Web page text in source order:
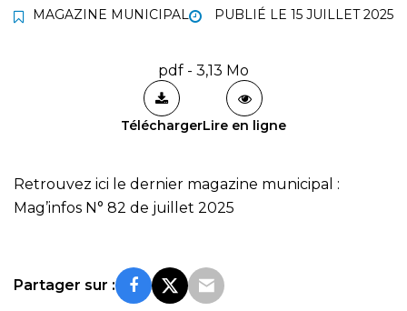
MAGAZINE MUNICIPAL PUBLIÉ LE 15 JUILLET 2025
pdf - 3,13 Mo
TéléchargerLire en ligne
Retrouvez ici le dernier magazine municipal :
Mag’infos N° 82 de juillet 2025
Partager sur :